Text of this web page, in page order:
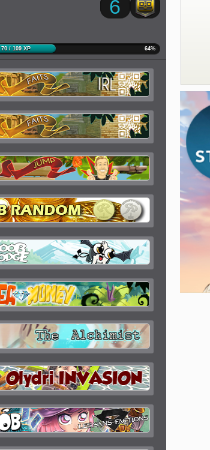
6
70 / 109 XP 64%